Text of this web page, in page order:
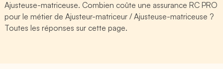
Ajusteuse-matriceuse. Combien coûte une assurance RC PRO
pour le métier de Ajusteur-matriceur / Ajusteuse-matriceuse ?
Toutes les réponses sur cette page.